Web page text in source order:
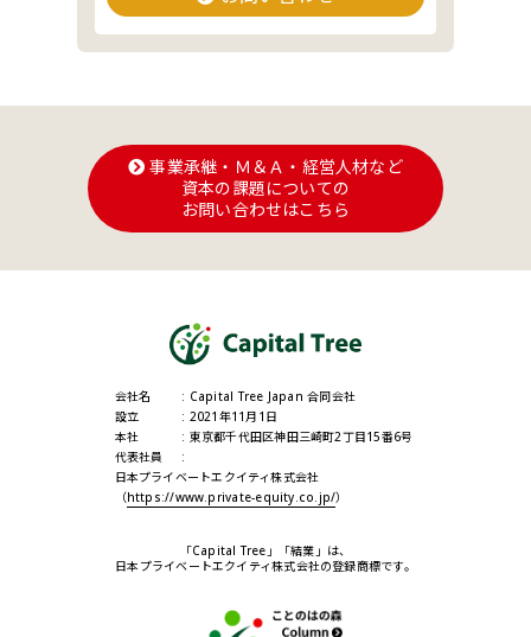
事業承継・Ｍ＆Ａ・経営人材など
資本の課題についての
お問い合わせはこちら
会社名
Capital Tree Japan 合同会社
設立
2021年11月1日
本社
東京都千代田区神田三崎町2丁目15番6号
代表社員
日本プライベートエクイティ株式会社
（https://www.private-equity.co.jp/）
「Capital Tree」「結業」は、
日本プライベートエクイティ株式会社の登録商標です。